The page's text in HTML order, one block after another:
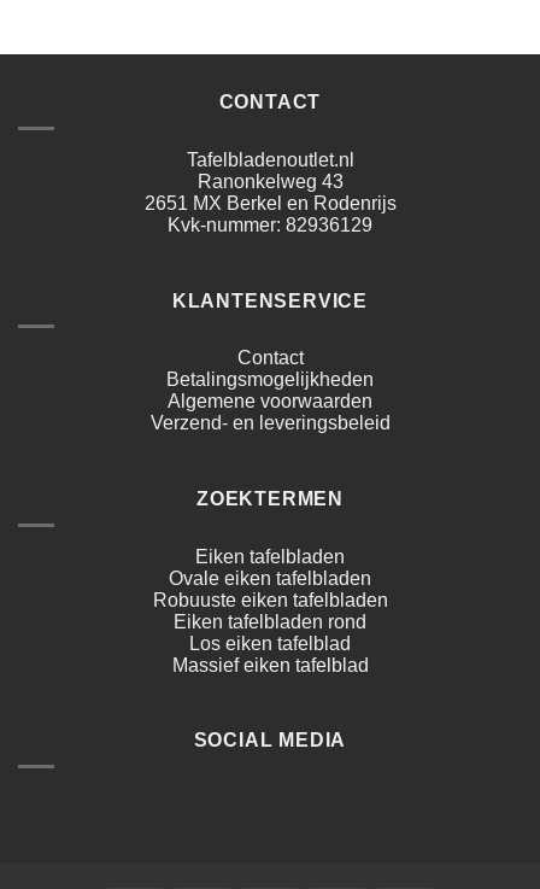
CONTACT
Tafelbladenoutlet.nl
Ranonkelweg 43
2651 MX Berkel en Rodenrijs
Kvk-nummer: 82936129
KLANTENSERVICE
Contact
Betalingsmogelijkheden
Algemene voorwaarden
Verzend- en leveringsbeleid
ZOEKTERMEN
Eiken tafelbladen
Ovale eiken tafelbladen
Robuuste eiken tafelbladen
Eiken tafelbladen rond
Los eiken tafelblad
Massief eiken tafelblad
SOCIAL MEDIA